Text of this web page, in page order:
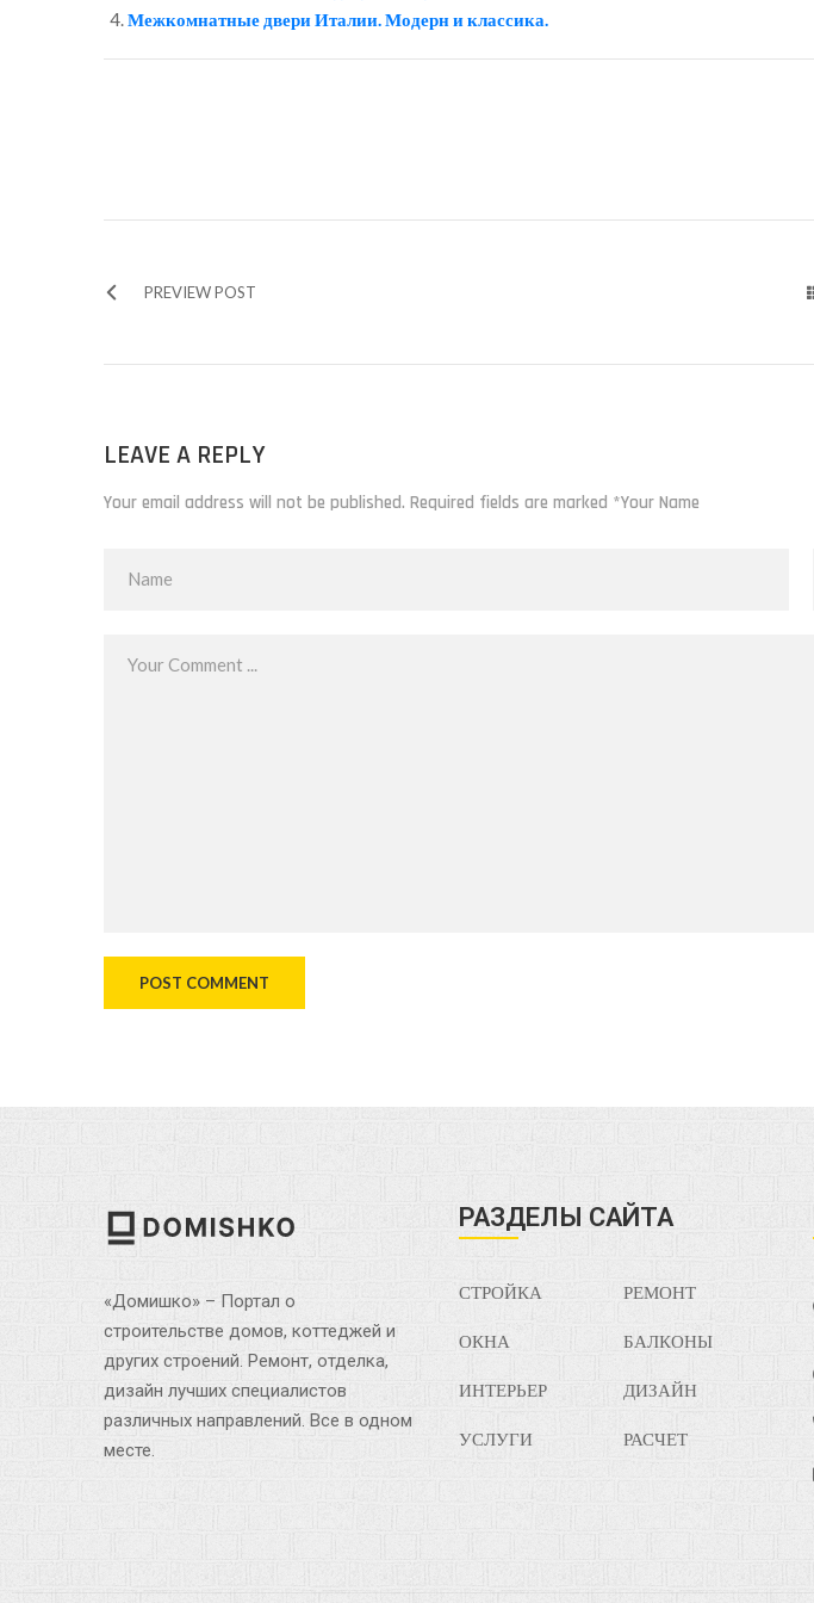
Межкомнатные двери Италии. Модерн и классика.
PREVIEW POST
LEAVE A REPLY
Your email address will not be published. Required fields are marked *Your Name
«Домишко» – Портал о
строительстве домов, коттеджей и
других строений. Ремонт, отделка,
дизайн лучших специалистов
различных направлений. Все в одном
месте.
РАЗДЕЛЫ САЙТА
СТРОЙКА
ОКНА
ИНТЕРЬЕР
УСЛУГИ
РЕМОНТ
БАЛКОНЫ
ДИЗАЙН
РАСЧЕТ